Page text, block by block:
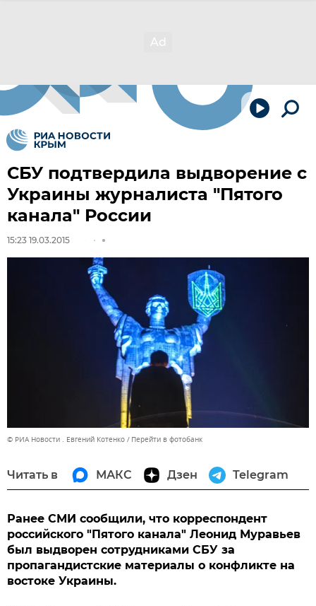
СБУ подтвердила выдворение с
Украины журналиста "Пятого
канала" России
15:23 19.03.2015
© РИА Новости . Евгений Котенко Перейти в фотобанк
Читать в МАКС Дзен Telegram
Ранее СМИ сообщили, что корреспондент
российского "Пятого канала" Леонид Муравьев
был выдворен сотрудниками СБУ за
пропагандистские материалы о конфликте на
востоке Украины.